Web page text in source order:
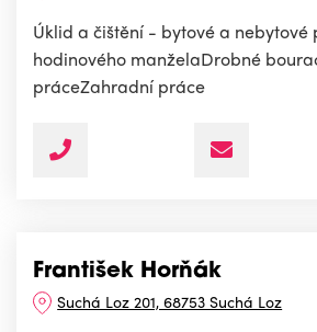
Úklid a čištění - bytové a nebytové
hodinového manželaDrobné
práceZahradní práce
František Horňák
Suchá Loz 201, 68753 Suchá Loz